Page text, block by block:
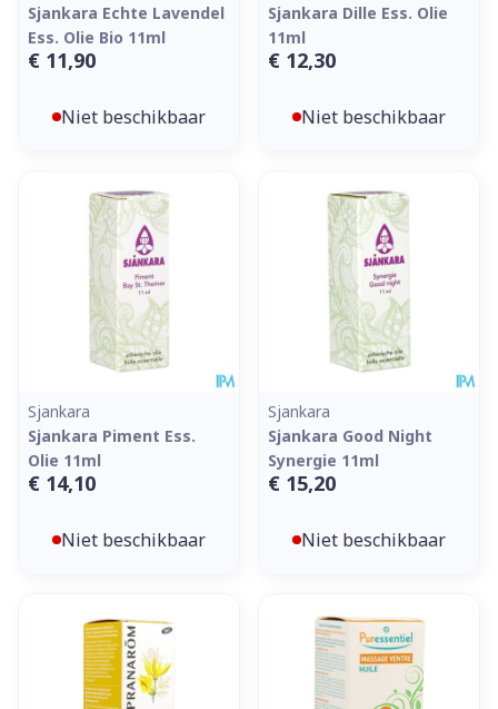
Sjankara Echte Lavendel
Ess. Olie Bio 11ml
€ 11,90
Niet beschikbaar
Sjankara Dille Ess. Olie
11ml
€ 12,30
Niet beschikbaar
Sjankara
Sjankara Piment Ess.
Olie 11ml
€ 14,10
Niet beschikbaar
Sjankara
Sjankara Good Night
Synergie 11ml
€ 15,20
Niet beschikbaar